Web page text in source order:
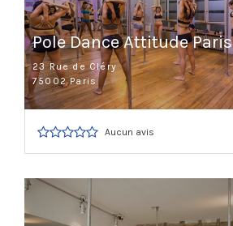
Pole Dance Attitude Paris
23 Rue de Cléry
75002 Paris
Aucun avis